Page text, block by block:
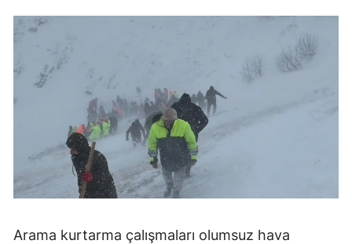
Arama kurtarma çalışmaları olumsuz hava